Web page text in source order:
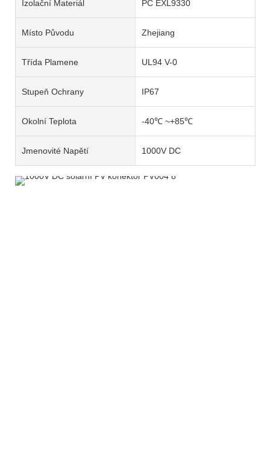
Izolační Materiál PC EXL9330
Místo Původu Zhejiang
Třída Plamene UL94 V-0
Stupeň Ochrany IP67
Okolní Teplota -40℃ ~+85℃
Jmenovité Napětí 1000V DC